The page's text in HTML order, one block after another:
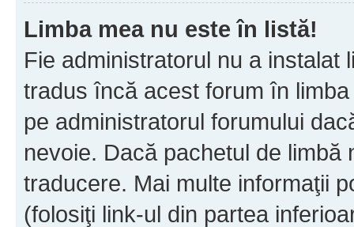
Limba mea nu este în listă!
Fie administratorul nu a instalat
tradus încă acest forum în
pe administratorul forumului
nevoie. Dacă pachetul de
traducere. Mai multe informaţii
(folosiţi link-ul din partea